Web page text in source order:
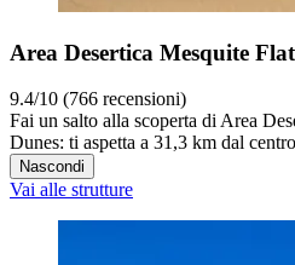
Area Desertica Mesquite
9.4/10 (766 recensioni)
Fai un salto alla scoperta di Area
Dunes: ti aspetta a 31,3 km dal
Nascondi
Vai alle strutture